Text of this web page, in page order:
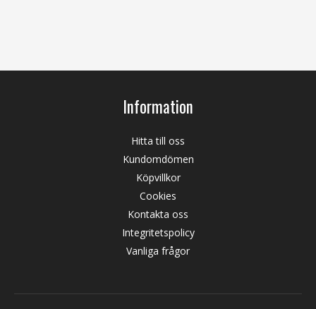
Information
Hitta till oss
Kundomdömen
Köpvillkor
Cookies
Kontakta oss
Integritetspolicy
Vanliga frågor